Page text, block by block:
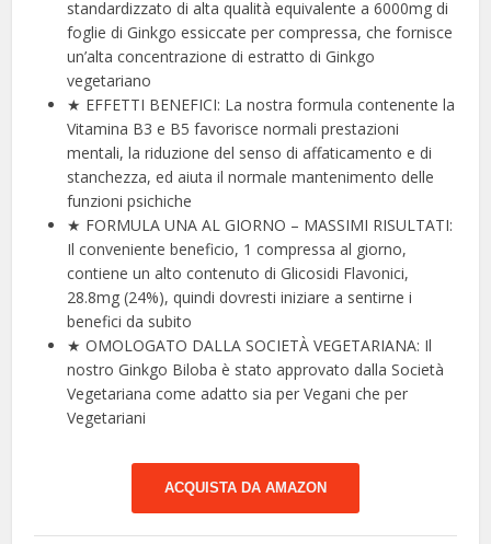
standardizzato di alta qualità equivalente a 6000mg di
foglie di Ginkgo essiccate per compressa, che fornisce
un’alta concentrazione di estratto di Ginkgo
vegetariano
★ EFFETTI BENEFICI: La nostra formula contenente la
Vitamina B3 e B5 favorisce normali prestazioni
mentali, la riduzione del senso di affaticamento e di
stanchezza, ed aiuta il normale mantenimento delle
funzioni psichiche
★ FORMULA UNA AL GIORNO – MASSIMI RISULTATI:
Il conveniente beneficio, 1 compressa al giorno,
contiene un alto contenuto di Glicosidi Flavonici,
28.8mg (24%), quindi dovresti iniziare a sentirne i
benefici da subito
★ OMOLOGATO DALLA SOCIETÀ VEGETARIANA: Il
nostro Ginkgo Biloba è stato approvato dalla Società
Vegetariana come adatto sia per Vegani che per
Vegetariani
ACQUISTA DA AMAZON